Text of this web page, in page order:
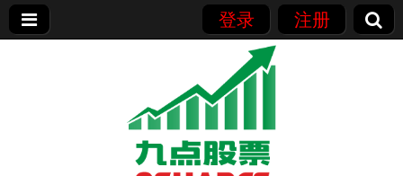
登录 注册